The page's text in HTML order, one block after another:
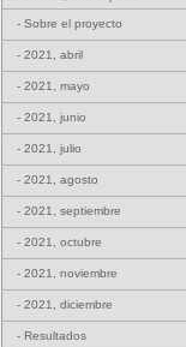
- Sobre el proyecto
- 2021, abril
- 2021, mayo
- 2021, junio
- 2021, julio
- 2021, agosto
- 2021, septiembre
- 2021, octubre
- 2021, noviembre
- 2021, diciembre
- Resultados